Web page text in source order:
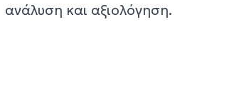
ανάλυση και αξιολόγηση.